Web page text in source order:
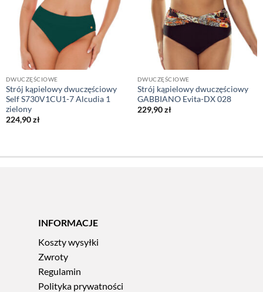
DWUCZĘŚCIOWE
Strój kąpielowy dwuczęściowy
Self S730V1CU1-7 Alcudia 1
zielony
224,90zł
DWUCZĘŚCIOWE
Strój kąpielowy dwuczęściowy
GABBIANO Evita-DX 028
229,90zł
INFORMACJE
Koszty wysyłki
Zwroty
Regulamin
Polityka prywatności